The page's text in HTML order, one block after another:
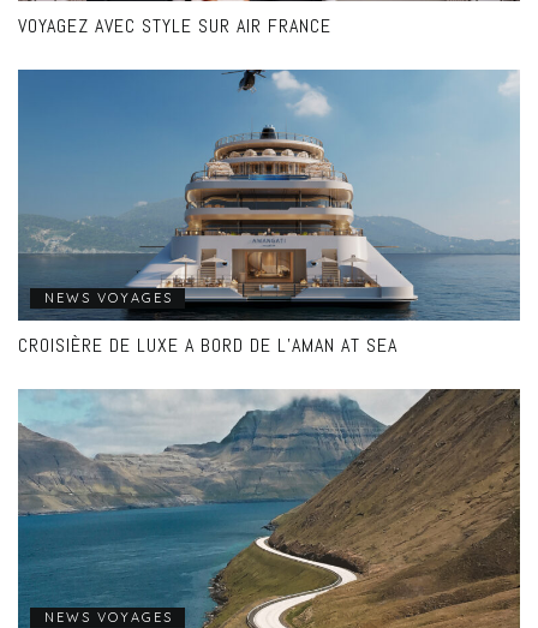
VOYAGEZ AVEC STYLE SUR AIR FRANCE
NEWS VOYAGES
CROISIÈRE DE LUXE A BORD DE L’AMAN AT SEA
NEWS VOYAGES